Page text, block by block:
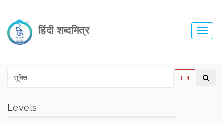
हिंदी शब्दमित्र
Levels